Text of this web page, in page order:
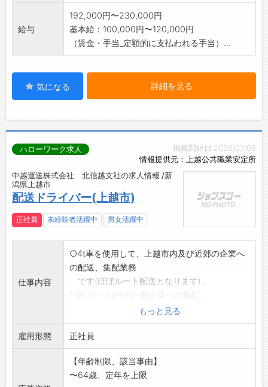
給与
192,000円〜230,000円
基本給：100,000円〜120,000円
（賃金・手当_定額的に支払われる手当）...
気になる 詳細を見る
掲載開始日:2026/07/08
情報提供元：上越公共職業安定所
ハローワーク求人
中越運送株式会社 北信越支社の求人情報 /新
潟県上越市
配送ドライバー(上越市)
正社員 未経験者活躍中 男女活躍中
仕事内容
○4t車を使用して、上越市内及び近郊の企業へ
の配送、集配業務
です(ほぼルート配送となります)。
(20Kg程度の荷物もあります。)
*経験の有無を問わず、1～2ヶ月添乗指導があ
ります。
*フォークリフト免許は入社後取得可。
採用後、業務内容の変更なし
もっと見る
雇用形態 正社員
【年齢制限、該当事由】
〜64歳、定年を上限